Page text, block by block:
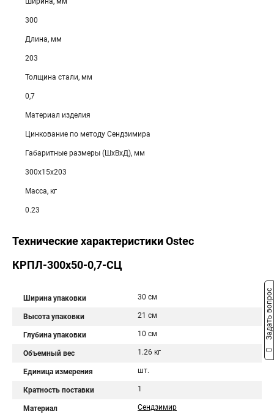
300
Длина, мм
203
Толщина стали, мм
0,7
Материал изделия
Цинкование по методу Сендзимира
Габаритные размеры (ШхВхД), мм
300х15х203
Масса, кг
0.23
Технические характеристики Ostec
КРПЛ-300х50-0,7-СЦ
Ширина упаковки 30 см
Высота упаковки 21 см
Глубина упаковки 10 см
Объемный вес 1.26 кг
Единица измерения шт.
Кратность поставки 1
Материал Сендзимир
Задать вопрос